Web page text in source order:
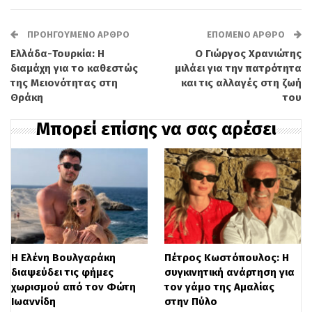
«Σήμερα ήταν μια από τις πιο δύσκολες
στιγμές που έχω δει εδώ και πολύ καιρό
στα μέσα κοινωνικής δικτύωσης»,
ανέφερε η ίδια. «Και αυτό λέει πολλά,
γιατί βλέπουμε μια γενοκτονία να
εκτυλίσσεται μπροστά στα μάτια μας εδώ
και δεκαετίες, αλλά ακόμα πιο έντονα τα
τελευταία τρία, τέσσερα χρόνια. Έγιναν
160 αεροπορικές επιδρομές σε 10 λεπτά
εναντίον κατοικιών, σχολείων,
νοσοκομείων, υποδομών για τον
ΠΡΟΗΓΟΎΜΕΝΟ ΆΡΘΡΟ
Ελλάδα-Τουρκία: Η
διαμάχη για το καθεστώς
της Μειονότητας στη
Θράκη
ΕΠΌΜΕΝΟ ΆΡΘΡΟ
Ο Γιώργος Χρανιώτης
μιλάει για την πατρότητα
και τις αλλαγές στη ζωή
του
Μπορεί επίσης να σας αρέσει
Η Ελένη Βουλγαράκη
διαψεύδει τις φήμες
χωρισμού από τον Φώτη
Ιωαννίδη
Πέτρος Κωστόπουλος: Η
συγκινητική ανάρτηση για
τον γάμο της Αμαλίας
στην Πύλο